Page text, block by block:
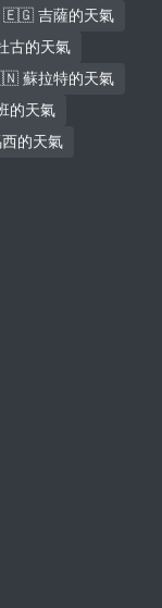
🇪🇬 吉薩的天氣
的天氣
蘇拉特的天氣
天氣
的天氣